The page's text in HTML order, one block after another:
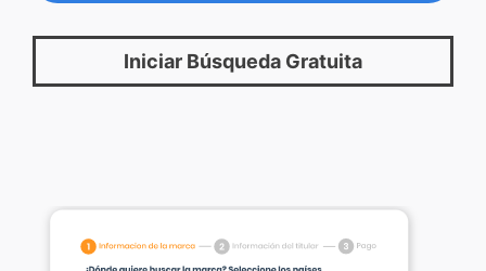
Iniciar Búsqueda Gratuita